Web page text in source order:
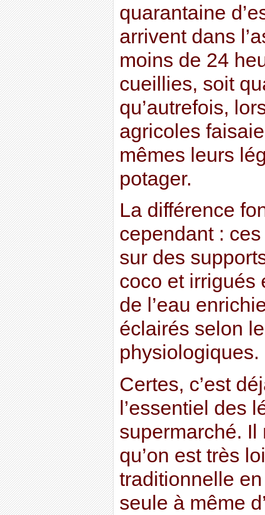
quarantaine
arrivent dans
moins de 24
cueillies, soit
qu’autrefois,
agricoles
mêmes leurs
potager.
La différence
cependant :
sur des
coco et irrigués
de l’eau
éclairés selon
physiologiques.
Certes, c’est
l’essentiel des
supermarché. Il
qu’on est très
traditionnelle
seule à même